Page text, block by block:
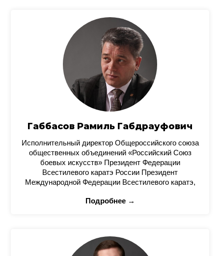
Габбасов Рамиль Габдрауфович
Исполнительный директор Общероссийского союза
общественных объединений «Российский Союз
боевых искусств» Президент Федерации
Всестилевого каратэ России Президент
Международной Федерации Всестилевого каратэ,
Подробнее →